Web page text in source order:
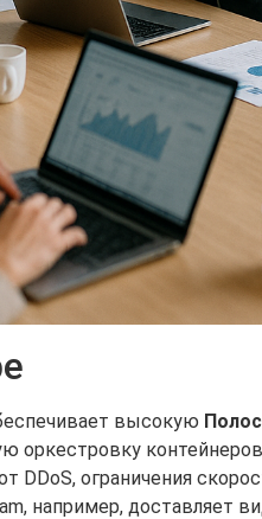
высокую
оркестровку
ограничения
например, доставляет